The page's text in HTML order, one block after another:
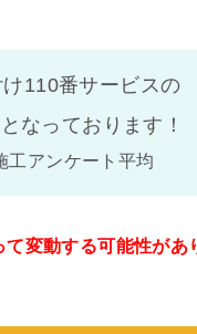
110番サービスの
なっております！
アンケート平均
変動する可能性があ